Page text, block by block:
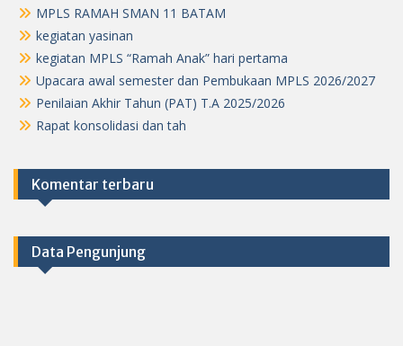
MPLS RAMAH SMAN 11 BATAM
kegiatan yasinan
kegiatan MPLS “Ramah Anak” hari pertama
Upacara awal semester dan Pembukaan MPLS 2026/2027
Penilaian Akhir Tahun (PAT) T.A 2025/2026
Rapat konsolidasi dan tah
Komentar terbaru
Data Pengunjung